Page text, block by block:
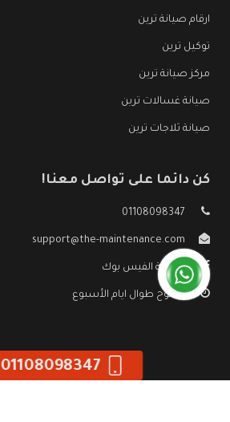
ارقام صيانة ترين
توكيل ترين
مركز صيانة ترين
صيانة غسالات ترين
صيانة ثلاجات ترين
كن دائما على تواصل معنا!
01108098347
support@the-maintenance.com
صفحة الفيس بوك
مفتوح طوال ايام الأسبوع
01108098347